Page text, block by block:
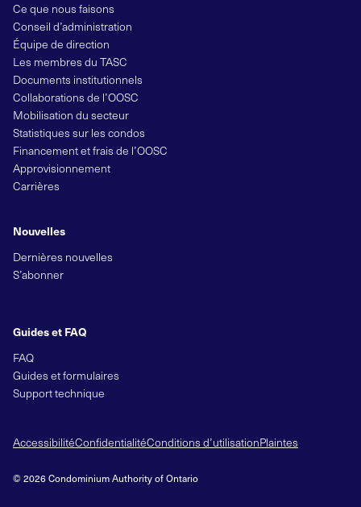
Ce que nous faisons
Conseil d’administration
Équipe de direction
Les membres du TASC
Documents institutionnels
Collaborations de l’OOSC
Mobilisation du secteur
Statistiques sur les condos
Financement et frais de l’OOSC
Approvisionnement
Carrières
Nouvelles
Dernières nouvelles
S’abonner
Guides et FAQ
FAQ
Guides et formulaires
Support technique
AccessibilitéConfidentialitéConditions d’utilisationPlaintes
© 2026 Condominium Authority of Ontario